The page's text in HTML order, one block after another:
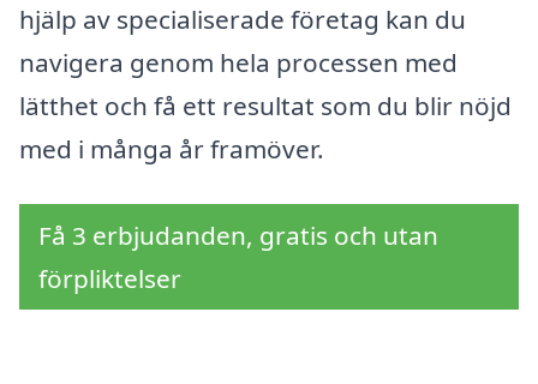
hjälp av specialiserade företag kan du
navigera genom hela processen med
lätthet och få ett resultat som du blir nöjd
med i många år framöver.
Få 3 erbjudanden, gratis och utan
förpliktelser